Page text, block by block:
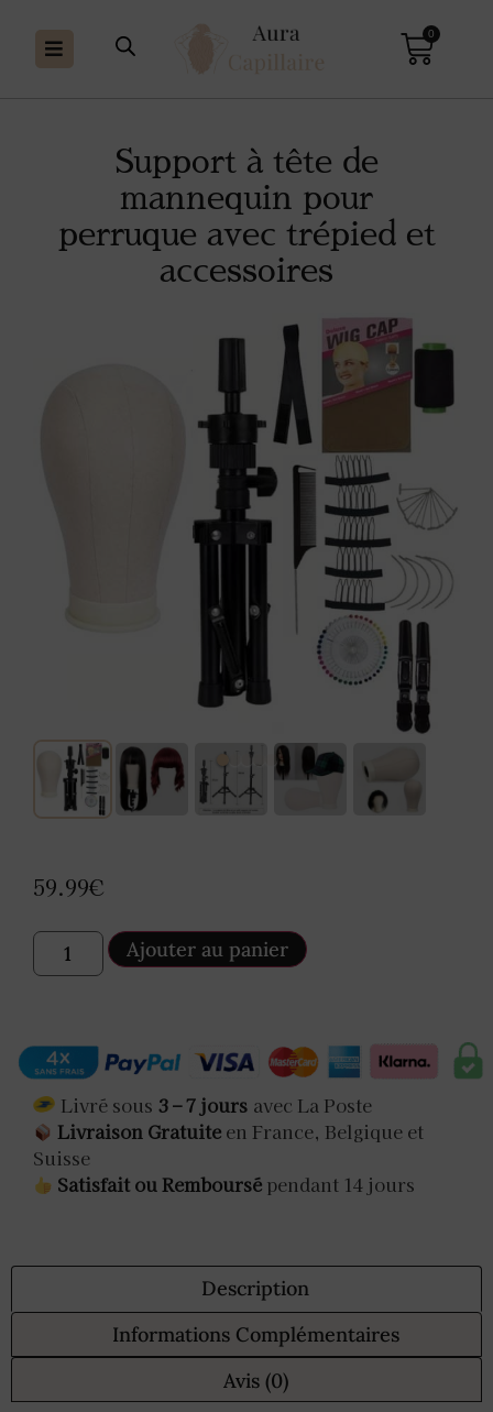
0
Support à tête de
mannequin pour
perruque avec trépied et
accessoires
59.99€
Ajouter au panier
Livré sous 3 – 7 jours avec La Poste
Livraison Gratuite en France, Belgique et
Suisse
Satisfait ou Remboursé pendant 14 jours
Description
Informations Complémentaires
Avis (0)